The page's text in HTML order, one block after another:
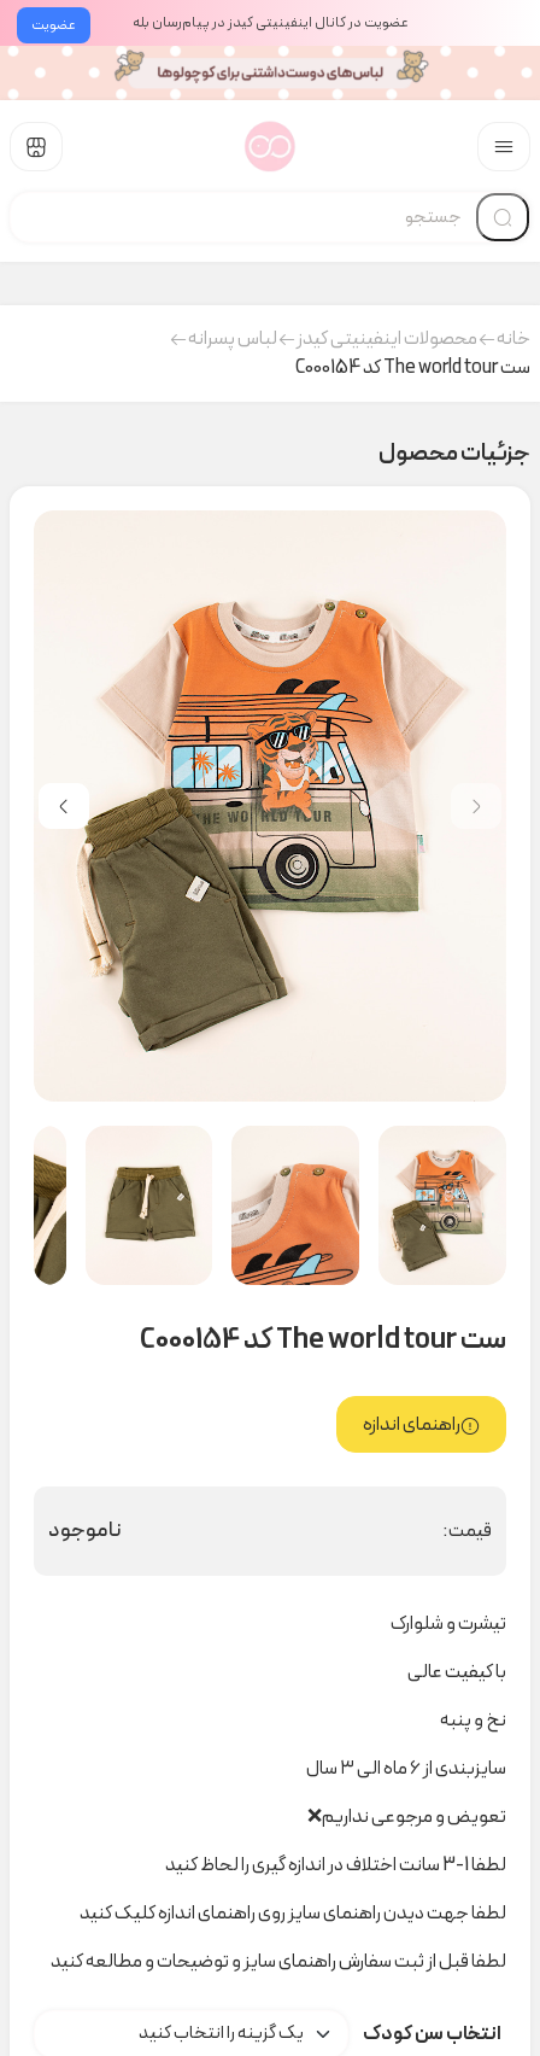
عضویت عضویت در کانال اینفینیتی کیدز در پیام‌رسان بله
خانه محصولات اینفینیتی کیدز
لباس پسرانه
ست The world tour کد C000154
جزئیات محصول
ست The world tour کد C000154
راهنمای اندازه
قیمت: ناموجود
تیشرت و شلوارک
با کیفیت عالی
نخ و پنبه
سایزبندی از ۶ ماه الی ۳ سال
تعویض و مرجوعی نداریم❌
لطفا 1-3 سانت اختلاف در اندازه گیری را لحاظ کنید
لطفا جهت دیدن راهنمای سایز روی راهنمای اندازه کلیک کنید
لطفا قبل از ثبت سفارش راهنمای سایز و توضیحات و مطالعه کنید
انتخاب سن کودک